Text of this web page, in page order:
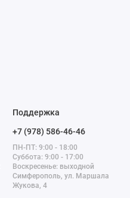
Поддержка
+7 (978) 586-46-46
ПН-ПТ: 9:00 - 18:00
Суббота: 9:00 - 17:00
Воскресенье: выходной
Симферополь, ул. Маршала
Жукова, 4